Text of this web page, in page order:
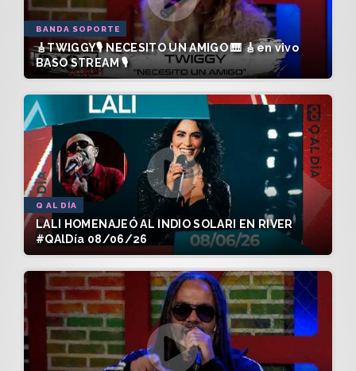
BANDA SOPORTE
🎸TWIGGY🎙️ NECESITO UN AMIGO 🎹 🎸en vivo
BASO STREAM 🎙️
Q AL DÍA
LALI HOMENAJEÓ AL INDIO SOLARI EN RIVER
#QAlDía 08/06/26